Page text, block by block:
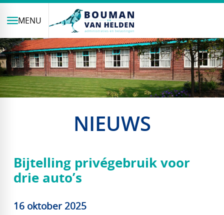
MENU
NIEUWS
Bijtelling privégebruik voor
drie auto’s
16 oktober 2025